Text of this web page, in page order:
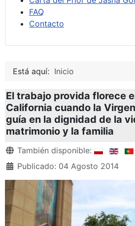
FAQ
Contacto
Está aquí: Inicio
El trabajo provida florece
California cuando la
guía en la dignidad de la
matrimonio y la familia
Detalles
También disponible:
Publicado: 04 Agosto 2014